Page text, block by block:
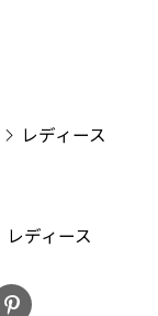
レディース
レディース